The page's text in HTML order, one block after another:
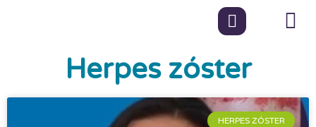
Herpes zóster
HERPES ZÓSTER